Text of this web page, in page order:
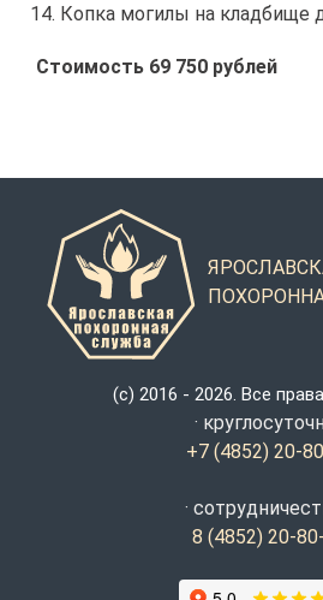
Копка могилы на кладбище
Стоимость 69 750 рублей
(с) 2016 - 2026. Все
·
+7 (4852) 20-
·
8 (4852) 20-